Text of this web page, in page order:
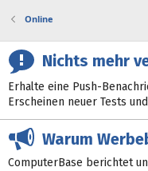
Online
Nichts mehr
Erhalte eine Push-
Erscheinen neuer Tests
Warum
ComputerBase berichtet